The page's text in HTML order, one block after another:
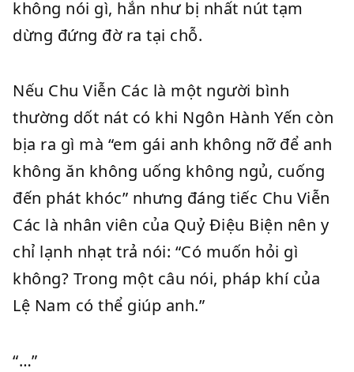
không nói gì, hắn như bị nhất nút tạm
dừng đứng đờ ra tại chỗ.
Nếu Chu Viễn Các là một người bình
thường dốt nát có khi Ngôn Hành Yến còn
bịa ra gì mà “em gái anh không nỡ để anh
không ăn không uống không ngủ, cuống
đến phát khóc” nhưng đáng tiếc Chu Viễn
Các là nhân viên của Quỷ Điệu Biện nên y
chỉ lạnh nhạt trả nói: “Có muốn hỏi gì
không? Trong một câu nói, pháp khí của
Lệ Nam có thể giúp anh.”
“…”